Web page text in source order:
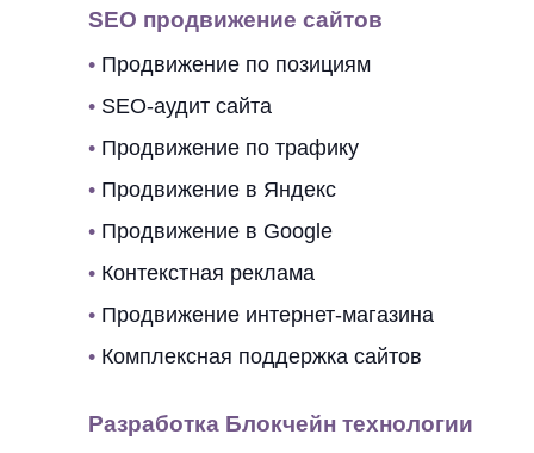
Разработка Блокчейн технологии
• Продвижение в Яндекс
• Продвижение в Google
• Контекстная реклама
• Продвижение интернет-магазина
• Комплексная поддержка сайтов
SEO продвижение сайтов
• Продвижение по позициям
• SEO-аудит сайта
• Продвижение по трафику